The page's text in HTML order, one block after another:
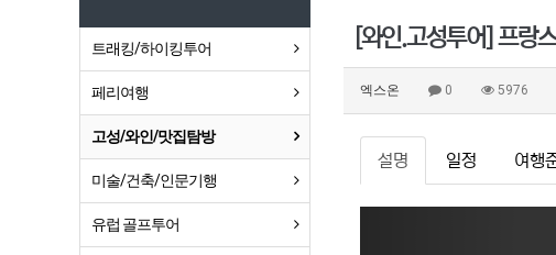
[와인.고성투어] 프랑
엑스온 0 5976
설명 일정 여행
트래킹/하이킹투어
페리여행
고성/와인/맛집탐방
미술/건축/인문기행
유럽 골프투어